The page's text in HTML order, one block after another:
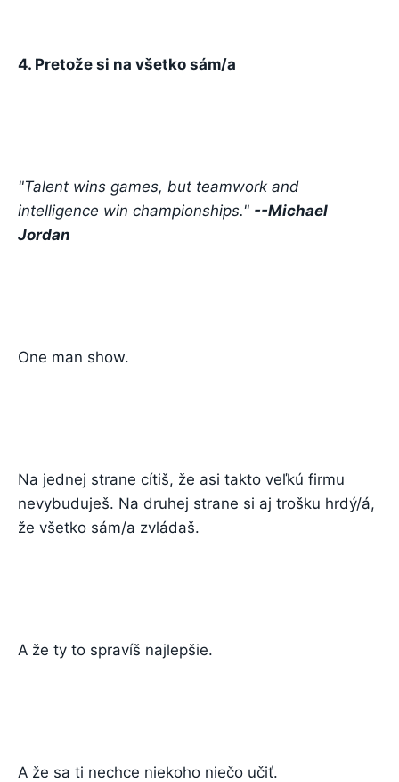
4. Pretože si na všetko sám/a
"Talent wins games, but teamwork and
intelligence win championships." --Michael
Jordan
One man show.
Na jednej strane cítiš, že asi takto veľkú firmu
nevybuduješ. Na druhej strane si aj trošku hrdý/á,
že všetko sám/a zvládaš.
A že ty to spravíš najlepšie.
A že sa ti nechce niekoho niečo učiť.